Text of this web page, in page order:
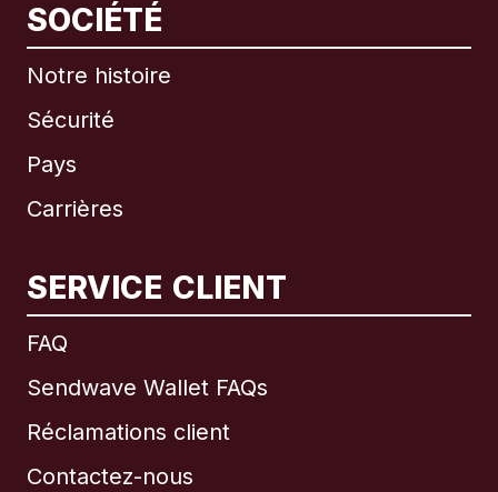
SOCIÉTÉ
Notre histoire
Sécurité
Pays
Carrières
SERVICE CLIENT
FAQ
Sendwave Wallet FAQs
Réclamations client
Contactez-nous
International English
Brésil